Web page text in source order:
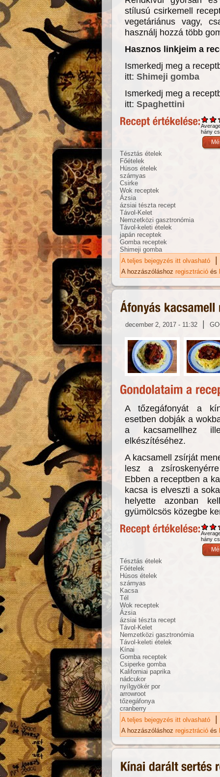
stílusú csirkemell
vegetáriánus vagy,
használj hozzá több
Hasznos linkjeim a
Ismerkedj meg a
itt: Shimeji gomba
Ismerkedj meg a
itt: Spaghettini
hány
Tésztás ételek
Főételek
Húsos ételek
szárnyas
Csirke
Wok receptek
Ázsia
ázsiai tészta recept
Távol-Kelet
Nemzetközi gasztronómia
Távol-keleti ételek
japán receptek
Gomba receptek
Shimeji gomba
A teljes bejegyzés itt olvasható
|
A hozzászóláshoz regisztráció és
december 2, 2017 - 11:32 |
A tőzegáfonyát a
esetben dobják a
a kacsamellhez
elkészítéséhez.
A kacsamell zsírját
lesz a
Ebben a receptben a
kacsa is elveszti a
helyette azonban
gyümölcsös közegbe
hány
Tésztás ételek
Főételek
Húsos ételek
szárnyas
Kacsa
Tél
Wok receptek
Ázsia
ázsiai tészta recept
Távol-Kelet
Nemzetközi gasztronómia
Távol-keleti ételek
Kínai
Gomba receptek
Csiperke gomba
Kaliforniai paprika
nádcukor
nyílgyökér por
arrowroot
tőzegáfonya
cranberry
A teljes bejegyzés itt olvasható
|
A hozzászóláshoz regisztráció és